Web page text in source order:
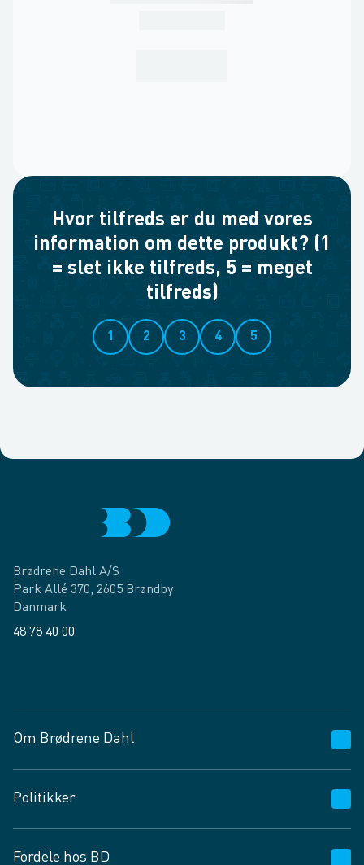
Hvor tilfreds er du med vores
information om dette produkt? (1
= slet ikke tilfreds, 5 = meget
tilfreds)
1 2 3 4 5
Brødrene Dahl A/S
Park Allé 370, 2605 Brøndby
Danmark
48 78 40 00
Om Brødrene Dahl
Vagttelefon 30 10 89 89
Spørgsmål og svar
Job og karriere
Politikker
Fordele hos BD